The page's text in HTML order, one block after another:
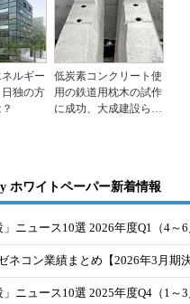
ルギー
独の方
低炭素コンクリート使
用の鉄道用枕木の試作
に成功、大成建設らが
ホワイトペーパー新着情報
」ニュース10選 2026年度Q1（4～6
ネコン業績まとめ【2026年3月期決
」ニュース10選 2025年度Q4（1～3